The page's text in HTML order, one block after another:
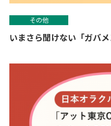
その他
いまさら聞けない「ガバ